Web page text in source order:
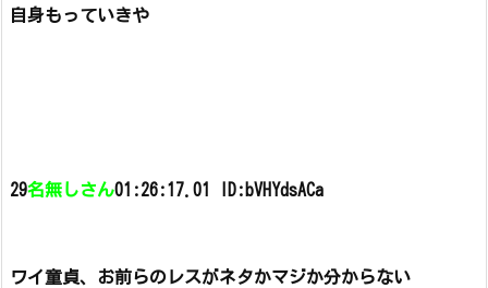
自身もっていきや
29名無しさん01:26:17.01 ID:bVHYdsACa
ワイ童貞、お前らのレスがネタかマジか分からない